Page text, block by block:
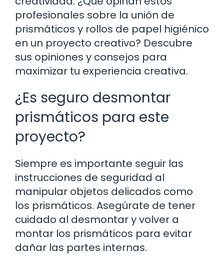
profesionales sobre la unión de
prismáticos y rollos de papel higiénico
en un proyecto creativo? Descubre
sus opiniones y consejos para
maximizar tu experiencia creativa.
¿Es seguro desmontar
prismáticos para este
proyecto?
Siempre es importante seguir las
instrucciones de seguridad al
manipular objetos delicados como
los prismáticos. Asegúrate de tener
cuidado al desmontar y volver a
montar los prismáticos para evitar
dañar las partes internas.